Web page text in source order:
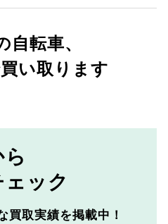
自転車、
い取ります
ック
買取実績を掲載中！